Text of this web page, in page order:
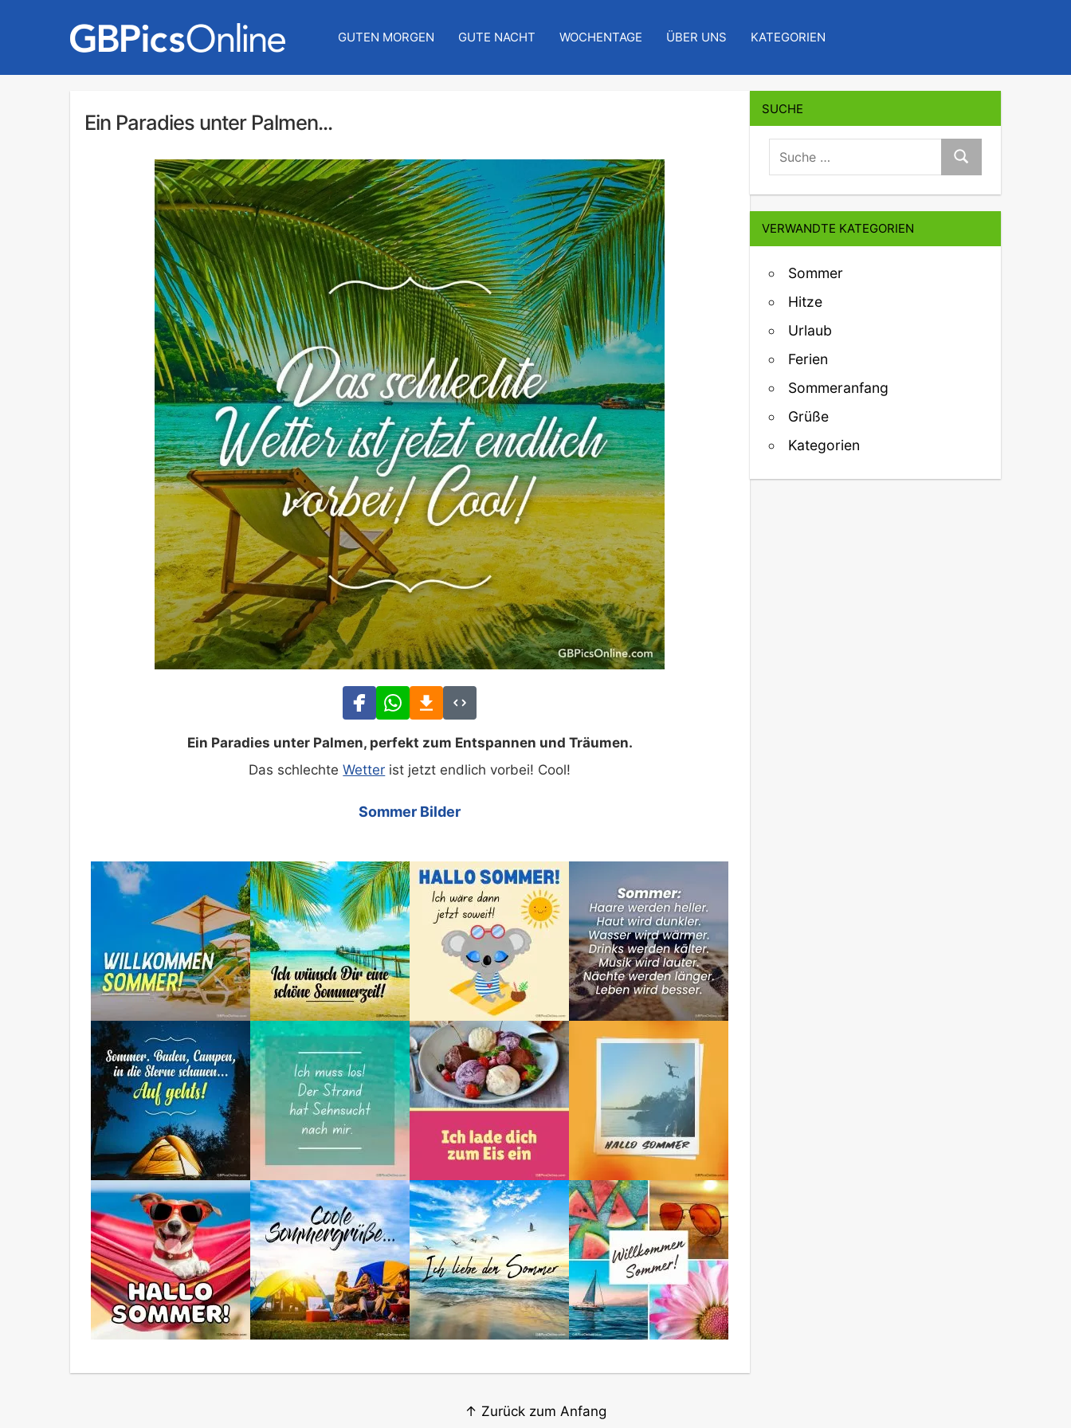
GUTEN MORGEN GUTE NACHT WOCHENTAGE ÜBER UNS KATEGORIEN
Ein Paradies unter Palmen...
Ein Paradies unter Palmen, perfekt zum Entspannen und Träumen.
Das schlechteWetter ist jetzt endlich vorbei! Cool!
Sommer Bilder
SUCHE
suche:
Suche
VERWANDTE KATEGORIEN
Sommer
Hitze
Urlaub
Ferien
Sommeranfang
Grüße
Kategorien
↑ Zurück zum Anfang